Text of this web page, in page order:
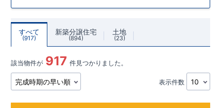
すべて
917
新築分譲住宅
894
土地
23
該当物件が 917 件見つかりました。
表示件数